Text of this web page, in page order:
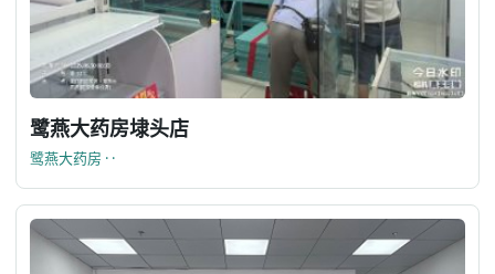
鹭燕大药房埭头店
鹭燕大药房 · ·